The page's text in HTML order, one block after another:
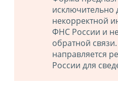
некорректной
ФНС России и
обратной
направляется
России для